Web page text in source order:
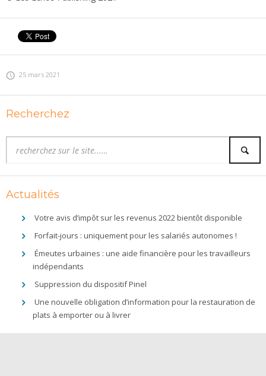
25 mars 2021
Recherchez
Actualités
Votre avis d’impôt sur les revenus 2022 bientôt disponible
Forfait-jours : uniquement pour les salariés autonomes !
Émeutes urbaines : une aide financière pour les travailleurs
indépendants
Suppression du dispositif Pinel
Une nouvelle obligation d’information pour la restauration de
plats à emporter ou à livrer